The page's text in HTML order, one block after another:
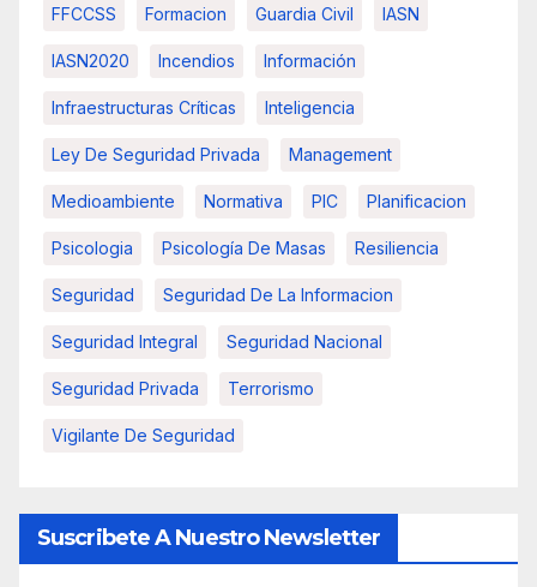
FFCCSS Formacion Guardia Civil IASN
IASN2020 Incendios Información
Infraestructuras Críticas Inteligencia
Ley De Seguridad Privada Management
Medioambiente Normativa PIC Planificacion
Psicologia Psicología De Masas Resiliencia
Seguridad Seguridad De La Informacion
Seguridad Integral Seguridad Nacional
Seguridad Privada Terrorismo
Vigilante De Seguridad
Suscribete A Nuestro Newsletter